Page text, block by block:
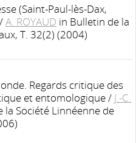
(Saint-Paul-lès-Dax,
/A. ROYAUD in Bulletin de la
T. 32(2) (2004)
Regards critique des
et entomologique/ J.-C.
la Société Linnéenne de